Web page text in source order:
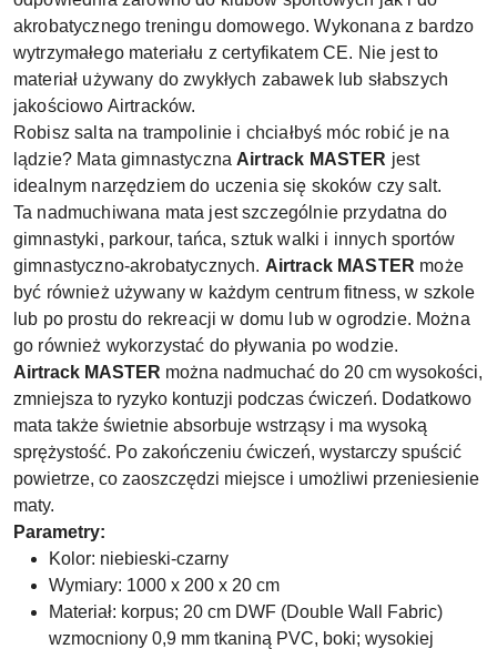
akrobatycznego treningu domowego. Wykonana z bardzo
wytrzymałego materiału z certyfikatem CE. Nie jest to
materiał używany do zwykłych zabawek lub słabszych
jakościowo Airtracków.
Robisz salta na trampolinie i chciałbyś móc robić je na
lądzie? Mata gimnastyczna Airtrack MASTER jest
idealnym narzędziem do uczenia się skoków czy salt.
Ta nadmuchiwana mata jest szczególnie przydatna do
gimnastyki, parkour, tańca, sztuk walki i innych sportów
gimnastyczno-akrobatycznych. Airtrack MASTER może
być również używany w każdym centrum fitness, w szkole
lub po prostu do rekreacji w domu lub w ogrodzie. Można
go również wykorzystać do pływania po wodzie.
Airtrack MASTER można nadmuchać do 20 cm wysokości,
zmniejsza to ryzyko kontuzji podczas ćwiczeń. Dodatkowo
mata także świetnie absorbuje wstrząsy i ma wysoką
sprężystość. Po zakończeniu ćwiczeń, wystarczy spuścić
powietrze, co zaoszczędzi miejsce i umożliwi przeniesienie
maty.
Parametry:
Kolor: niebieski-czarny
Wymiary: 1000 x 200 x 20 cm
Materiał: korpus; 20 cm DWF (Double Wall Fabric)
wzmocniony 0,9 mm tkaniną PVC, boki; wysokiej